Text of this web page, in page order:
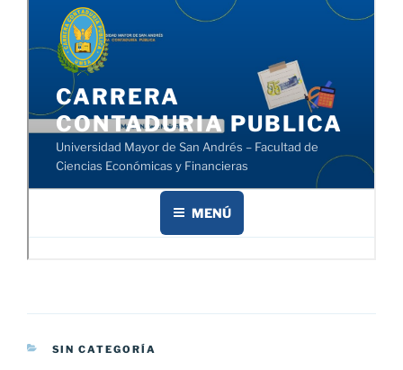
CATEGORÍAS
SIN CATEGORÍA